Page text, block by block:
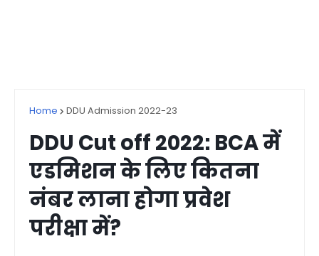
Home DDU Admission 2022-23
DDU Cut off 2022: BCA में
एडमिशन के लिए कितना
नंबर लाना होगा प्रवेश
परीक्षा में?